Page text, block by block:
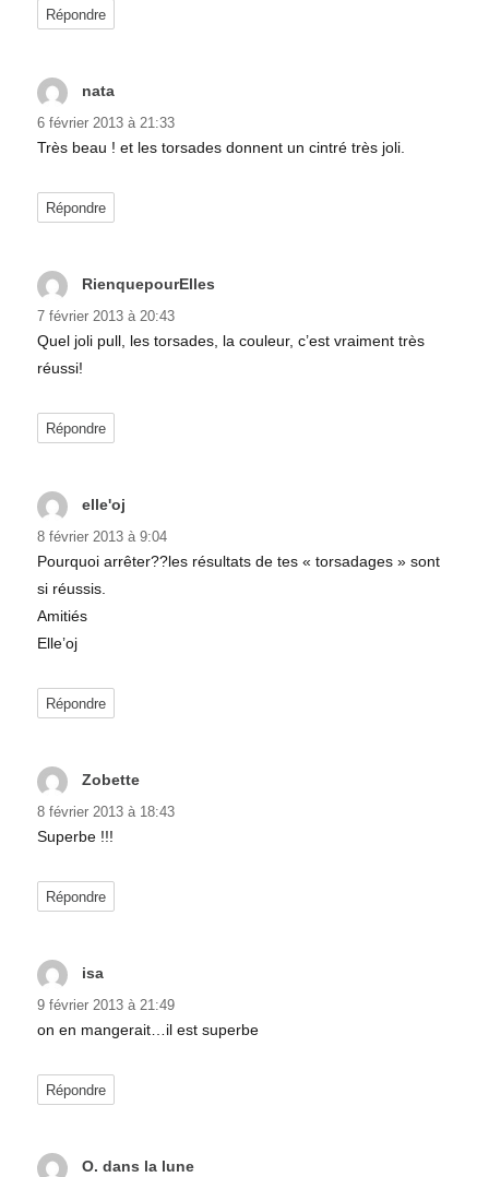
Répondre
nata
6 février 2013 à 21:33
Très beau ! et les torsades donnent un cintré très joli.
Répondre
RienquepourElles
7 février 2013 à 20:43
Quel joli pull, les torsades, la couleur, c’est vraiment très
réussi!
Répondre
elle'oj
8 février 2013 à 9:04
Pourquoi arrêter??les résultats de tes « torsadages » sont
si réussis.
Amitiés
Elle’oj
Répondre
Zobette
8 février 2013 à 18:43
Superbe !!!
Répondre
isa
9 février 2013 à 21:49
on en mangerait…il est superbe
Répondre
O. dans la lune